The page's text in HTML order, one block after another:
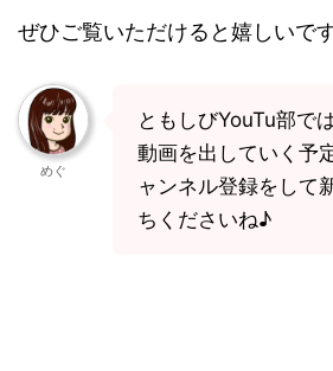
ぜひご覧いただけると嬉しいです
めぐ
ともしびYouTu部で
動画を出していく予
ャンネル登録をして
ちくださいね♪